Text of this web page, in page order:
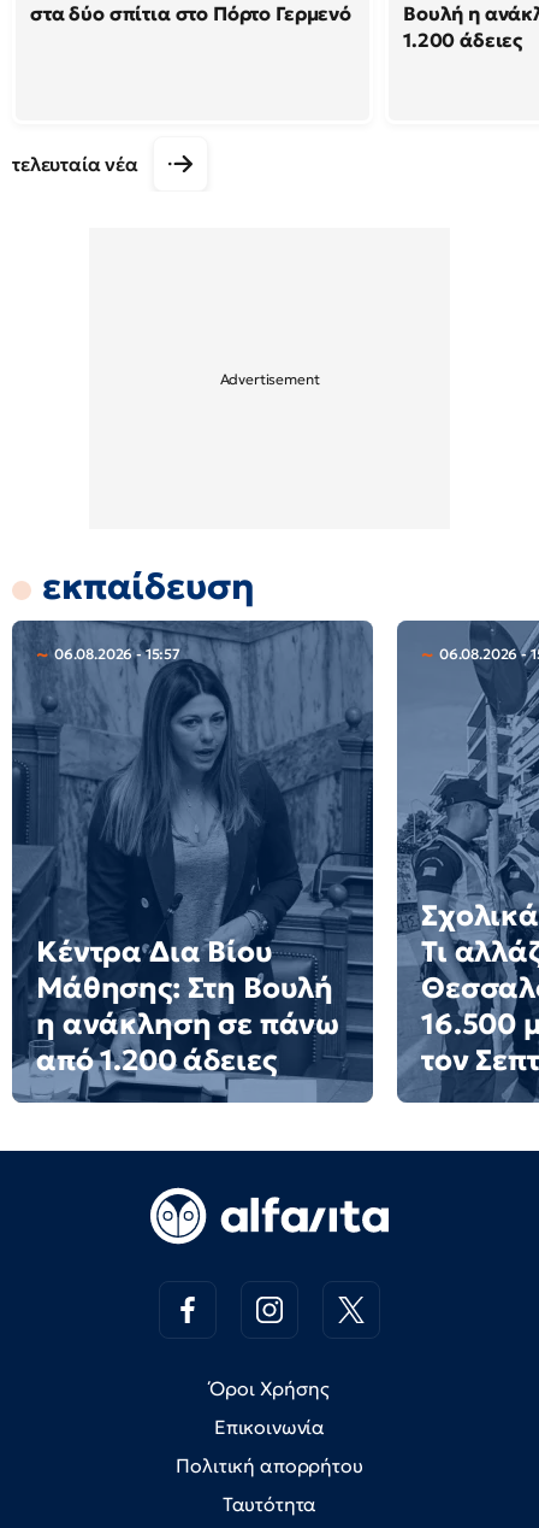
στα δύο σπίτια στο Πόρτο Γερμενό
Βουλή η
1.200 άδειες
τελευταία νέα
εκπαίδευση
06.08.2026 - 15:57
Κέντρα Δια Βίου
Μάθησης: Στη Βουλή
η ανάκληση σε πάνω
από 1.200 άδειες
06.08.2026 -
Τι
16.500
τον
Όροι Χρήσης
Επικοινωνία
Πολιτική απορρήτου
Ταυτότητα